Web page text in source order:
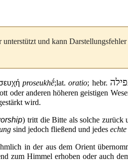
und kann
proseukhḗ;lat. oratio; hebr.
oder anderen höheren geistigen
wird.
) tritt die Bitte als solche zurück
sind jedoch fließend und jedes echte
in der aus dem Orient
zum Himmel erhoben oder auch